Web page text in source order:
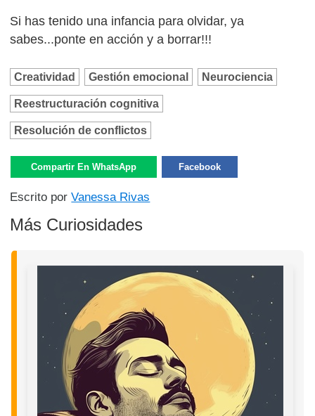
Si has tenido una infancia para olvidar, ya
sabes...ponte en acción y a borrar!!!
Creatividad Gestión emocional Neurociencia
Reestructuración cognitiva
Resolución de conflictos
Compartir En WhatsApp Facebook
Escrito porVanessa Rivas
Más Curiosidades